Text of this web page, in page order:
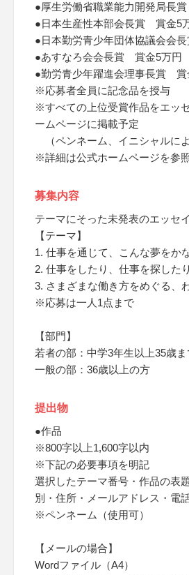
●厚生労働省職業能力開発局長
●日本生産性本部会長賞 賞金5
●日本勤労青少年団体協議会会
●あすなろ会会長賞 賞金5万円
●勤労青少年躍進会理事長賞 賞
※応募者全員に記念品を授与
※すべての上位受賞作品をエッ
ームページに掲載予定
（ペンネーム、イニシャルに
※詳細は公式ホームページを参
募集内容
テーマにそった未発表のエッセ
【テーマ】
1. 仕事を通じて、こんな夢をか
2. 仕事をしたり、仕事を探した
3. さまざまな働き方をめぐる、
※応募は一人1点まで
【部門】
若者の部：中学3年生以上35歳
一般の部：36歳以上の方
提出物
●作品
※800字以上1,600字以内
※下記の必要事項を明記
選択したテーマ番号・作品の表
別・住所・メールアドレス・電
※ペンネーム（使用可）
【メールの場合】
Wordファイル（A4）